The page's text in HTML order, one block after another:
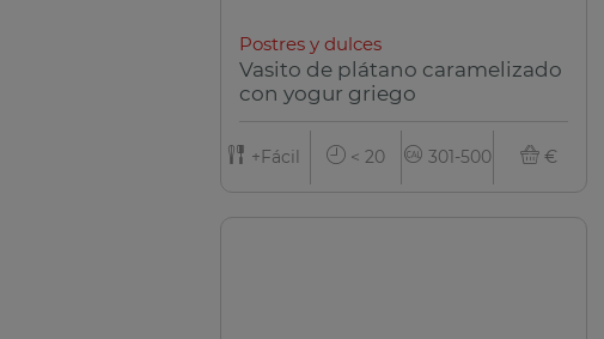
Postres y dulces
Vasito de plátano caramelizado
con yogur griego
+Fácil < 20 301-500 €